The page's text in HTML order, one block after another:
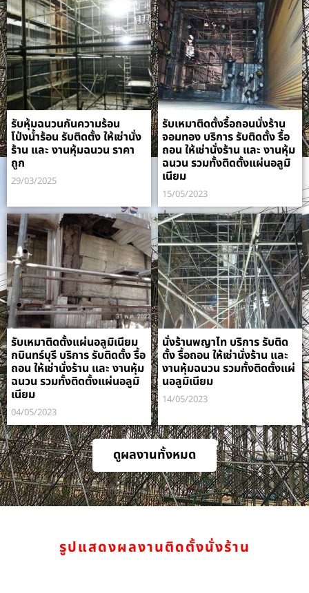
รับหุ้มฉนวนกันความร้อน
โป่งน้ำร้อน รับติดตั้ง ให้เช่านั่ง
ร้าน และ งานหุ้มฉนวน ราคา
ถูก
29/03/2025
รับเหมาติดตั้งรื้อถอนนั่งร้าน
จอมทอง บริการ รับติดตั้ง รื้อ
ถอน ให้เช่านั่งร้าน และ งานหุ้ม
ฉนวน รวมทั้งติดตั้งแผ่นอลูมิ
เนียม
15/05/2023
รับเหมาติดตั้งแผ่นอลูมิเนียม
กบินทร์บุรี บริการ รับติดตั้ง รื้อ
ถอน ให้เช่านั่งร้าน และ งานหุ้ม
ฉนวน รวมทั้งติดตั้งแผ่นอลูมิ
เนียม
04/05/2023
นั่งร้านพญาไท บริการ รับติด
ตั้ง รื้อถอน ให้เช่านั่งร้าน และ
งานหุ้มฉนวน รวมทั้งติดตั้งแผ่
นอลูมิเนียม
14/05/2023
ดูผลงานทั้งหมด
รูปแสดงผลงานติดตั้งนั่งร้าน